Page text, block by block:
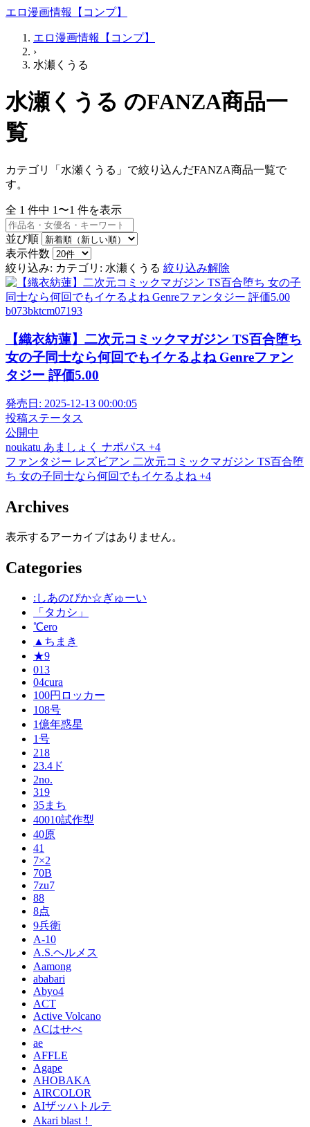
エロ漫画情報【コンプ】
エロ漫画情報【コンプ】
›
水瀬くうる
水瀬くうる のFANZA商品一
覧
カテゴリ「水瀬くうる」で絞り込んだFANZA商品一覧で
す。
全 1 件中 1〜1 件を表示
並び順
表示件数
絞り込み: カテゴリ: 水瀬くうる 絞り込み解除
b073bktcm07193
【織衣紡蓮】二次元コミックマガジン TS百合堕ち
女の子同士なら何回でもイケるよね Genreファン
タジー 評価5.00
発売日: 2025-12-13 00:00:05
投稿ステータス
公開中
noukatu あましょく ナポパス +4
ファンタジー レズビアン 二次元コミックマガジン TS百合堕
ち 女の子同士なら何回でもイケるよね +4
Archives
表示するアーカイブはありません。
Categories
:しあのぴか☆ぎゅーい
「タカシ」
℃ero
▲ちまき
★9
013
04cura
100円ロッカー
108号
1億年惑星
1号
218
23.4ド
2no.
319
35まち
40010試作型
40原
41
7×2
70B
7zu7
88
8点
9兵衛
A-10
A.S.ヘルメス
Aamong
ababari
Abyo4
ACT
Active Volcano
ACはせべ
ae
AFFLE
Agape
AHOBAKA
AIRCOLOR
AIザッハトルテ
Akari blast！